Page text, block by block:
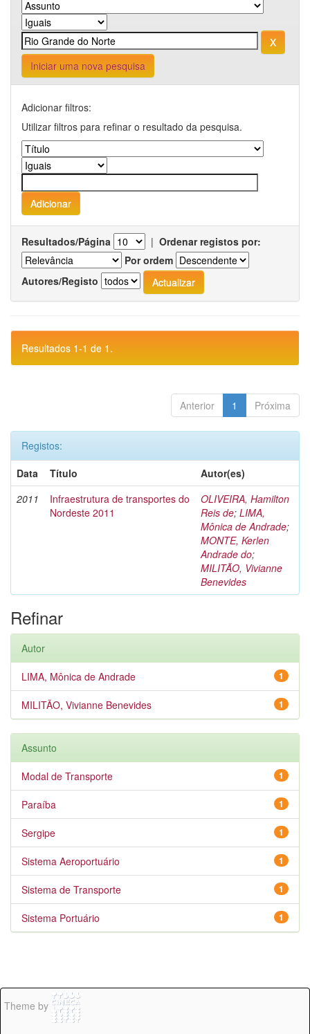
Iniciar uma nova pesquisa
Adicionar filtros:
Utilizar filtros para refinar o resultado da pesquisa.
Resultados/Página | Ordenar registos por:
Por ordem
Autores/Registo
Resultados 1-1 de 1.
Anterior 1 Próxima
Registos:
Data
Título
Autor(es)
2011
Infraestrutura de transportes do
Nordeste 2011
OLIVEIRA, Hamilton
Reis de; LIMA,
Mônica de Andrade;
MONTE, Kerlen
Andrade do;
MILITÃO, Vivianne
Benevides
Refinar
Autor
1
LIMA, Mônica de Andrade
1
MILITÃO, Vivianne Benevides
Assunto
1
Modal de Transporte
1
Paraíba
1
Sergipe
1
Sistema Aeroportuário
1
Sistema de Transporte
1
Sistema Portuário
Theme by